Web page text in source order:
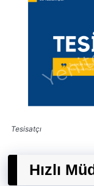
Tesisatçı
Hızlı